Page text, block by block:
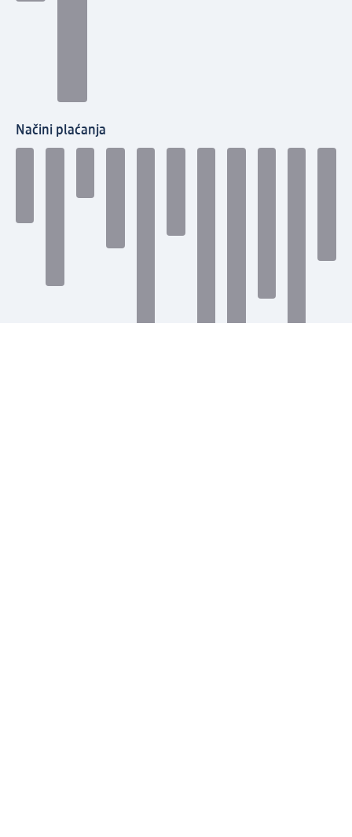
Načini plaćanja